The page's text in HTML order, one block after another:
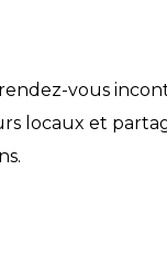
rendez-vous
locaux et